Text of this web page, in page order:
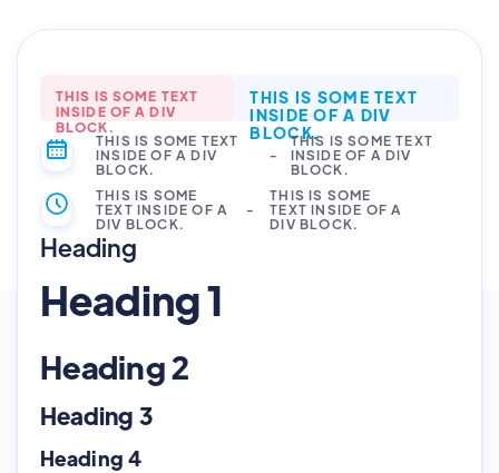
THIS IS SOME TEXT
INSIDE OF A DIV
BLOCK.
THIS IS SOME TEXT
INSIDE OF A DIV
BLOCK.
THIS IS SOME TEXT
INSIDE OF A DIV
BLOCK.
-
THIS IS SOME TEXT
INSIDE OF A DIV
BLOCK.
THIS IS SOME
TEXT INSIDE OF A
DIV BLOCK.
-
THIS IS SOME
TEXT INSIDE OF A
DIV BLOCK.
Heading
Heading 1
Heading 2
Heading 3
Heading 4